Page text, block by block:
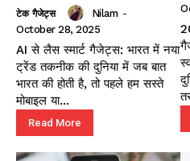
टेक गैजेट्स Nilam -
October 28, 2025
AI से लैस स्मार्ट गैजेट्स: भारत में नया
ट्रेंड तकनीक की दुनिया में जब बात
भारत की होती है, तो पहले हम सस्ते
मोबाइल या...
Read More
स्वागत